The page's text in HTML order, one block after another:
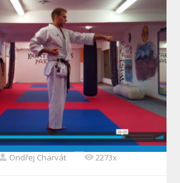
Ondřej Charvát 2273x